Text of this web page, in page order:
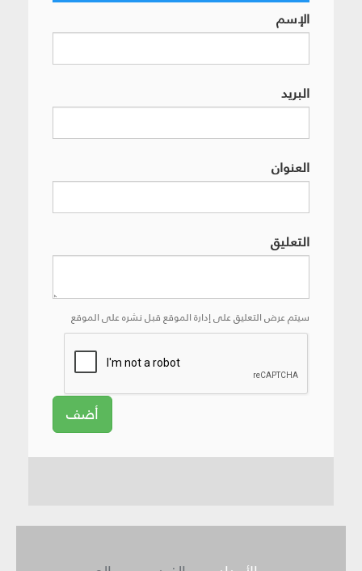
الإسم
البريد
العنوان
التعليق
سيتم عرض التعليق على إدارة الموقع قبل نشره على الموقع
أضف